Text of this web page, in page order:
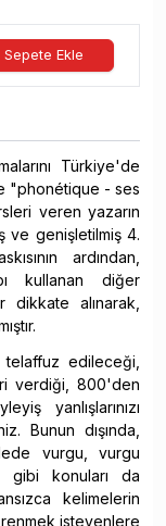
Sepete Ekle
Türkiye'de
"phonétique - ses
veren yazarın
ve genişletilmiş 4.
ardından,
kullanan diğer
alınarak,
telaffuz edileceği,
verdiği, 800'den
yanlışlarınızı
Bunun dışında,
vurgu, vurgu
gibi konuları da
kelimelerin
isteyenlere